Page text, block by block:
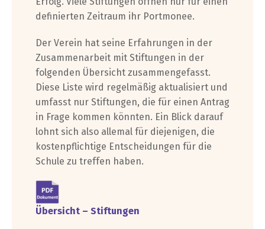
definierten Zeitraum ihr Portmonee.
Der Verein hat seine Erfahrungen in der
Zusammenarbeit mit Stiftungen in der
folgenden Übersicht zusammengefasst.
Diese Liste wird regelmäßig aktualisiert und
umfasst nur Stiftungen, die für einen Antrag
in Frage kommen könnten. Ein Blick darauf
lohnt sich also allemal für diejenigen, die
kostenpflichtige Entscheidungen für die
Schule zu treffen haben.
Übersicht – Stiftungen